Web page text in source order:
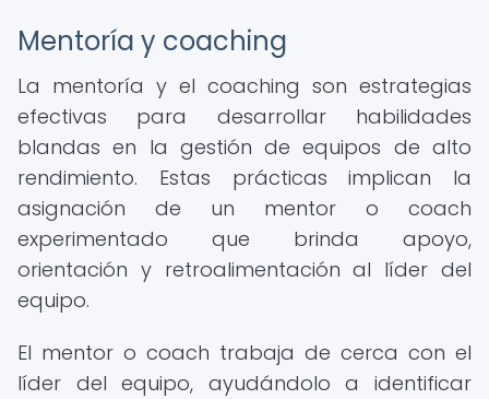
Mentoría y coaching
La mentoría y el coaching son estrategias
efectivas para desarrollar habilidades
blandas en la gestión de equipos de alto
rendimiento. Estas prácticas implican la
asignación de un mentor o coach
experimentado que brinda apoyo,
orientación y retroalimentación al líder del
equipo.
El mentor o coach trabaja de cerca con el
líder del equipo, ayudándolo a identificar